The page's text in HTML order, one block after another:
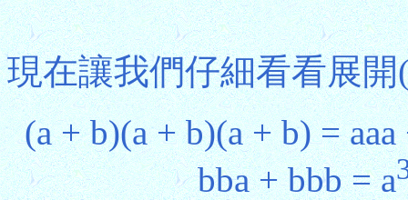
現在讓我們仔細看看展開
(a + b)(a + b)(a + b) =
bba + bbb = a